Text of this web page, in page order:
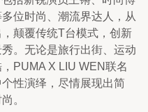
位时尚、潮流界达人，从
颠覆传统T台模式，创新
。无论是旅行出街、运动
PUMA X LIU WEN联名
性演绎，尽情展现出简
。